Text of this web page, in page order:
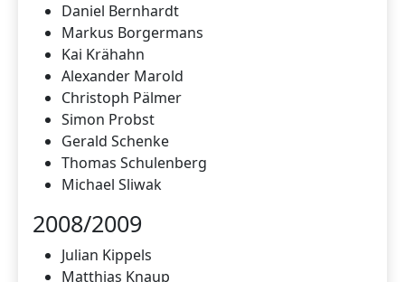
Daniel Bernhardt
Markus Borgermans
Kai Krähahn
Alexander Marold
Christoph Pälmer
Simon Probst
Gerald Schenke
Thomas Schulenberg
Michael Sliwak
2008/2009
Julian Kippels
Matthias Knaup